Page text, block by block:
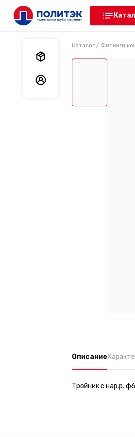
Каталог / Фитинги
Описание
Тройник с нар.р.